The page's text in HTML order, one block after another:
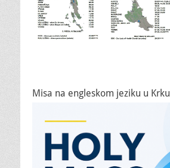
Misa na engleskom jeziku u Krku